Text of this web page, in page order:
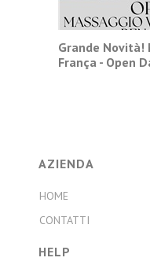
Grande Novità!
França - Open
AZIENDA
HOME
CONTATTI
HELP